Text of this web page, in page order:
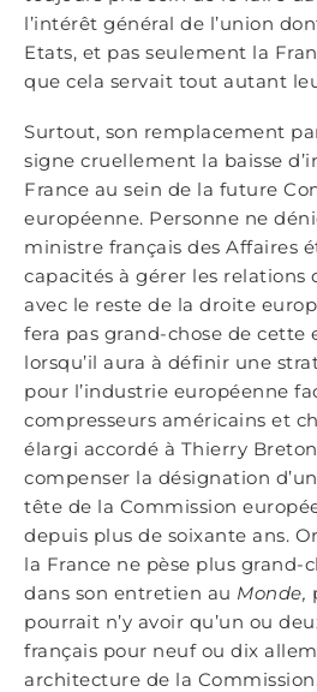
l’intérêt général de l’union
Etats, et pas seulement la
que cela servait tout autant
Surtout, son remplacement
signe cruellement la baisse
France au sein de la future
européenne. Personne ne
ministre français des Affaires
capacités à gérer les relations
avec le reste de la droite
fera pas grand-chose de cette
lorsqu’il aura à définir une
pour l’industrie européenne
compresseurs américains et
élargi accordé à Thierry
compenser la désignation
tête de la Commission
depuis plus de soixante ans.
la France ne pèse plus grand-
dans son entretien au Monde,
pourrait n’y avoir qu’un ou
français pour neuf ou dix
architecture de la Commission.